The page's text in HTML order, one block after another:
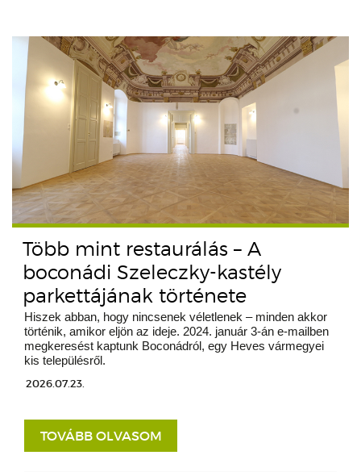
Több mint restaurálás – A
boconádi Szeleczky-kastély
parkettájának története
Hiszek abban, hogy nincsenek véletlenek – minden akkor
történik, amikor eljön az ideje. 2024. január 3-án e-mailben
megkeresést kaptunk Boconádról, egy Heves vármegyei
kis településről.
2026.07.23.
TOVÁBB OLVASOM